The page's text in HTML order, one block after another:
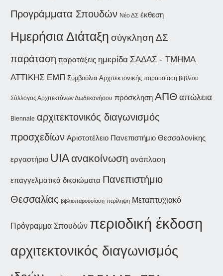
Προγράμματα Σπουδών Νέο ΔΣ έκθεση
Ημερήσια Διάταξη σύγκληση ΔΣ
παράταση παρατάξεις ημερίδα ΣΑΔΑΣ - ΤΜΗΜΑ
ΑΤΤΙΚΗΣ ΕΜΠ Συμβούλια Αρχιτεκτονικής παρουσίαση βιβλίου
Σύλλογος Αρχιτεκτόνων Δωδεκανήσου πρόσκληση ΑΠΘ απώλεια
Biennale αρχιτεκτονικός διαγωνισμός
προσχεδίων Αριστοτέλειο Πανεπιστήμιο Θεσσαλονίκης
εργαστήριο UIA ανακοίνωση ανάπλαση
επαγγελματικά δικαιώματα Πανεπιστήμιο
Θεσσαλίας βιβλιοπαρουσίαση περίληψη Μεταπτυχιακό
Πρόγραμμα Σπουδών περιοδική έκδοση
αρχιτεκτονικός διαγωνισμός